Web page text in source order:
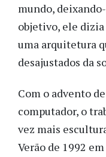
mundo,
objetivo, ele
uma arquitetura
desajustados da
Com o advento
computador, o
vez mais
Verão de 1992